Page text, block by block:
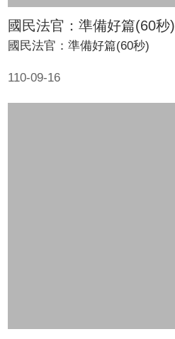
國民法官：準備好篇(60秒)
110-09-16
國民法官：準備好篇(60秒)